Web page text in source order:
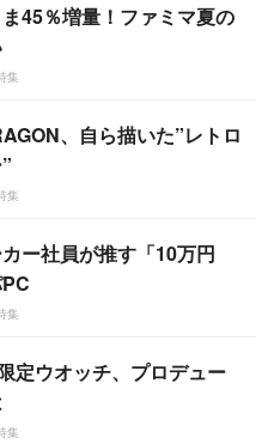
45％増量！ファミマ夏の
集
、自ら描いた”レトロ
集
カー社員が推す「10万円
集
定ウオッチ、プロデュー
集